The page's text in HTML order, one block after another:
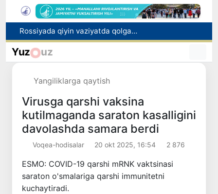
2030 yilgacha xavfli chiqindilarni qayta ishlash darajasi 20 foizga yetkaziladi
Oʻzbekiston ilk bor Xalqaro informatika olimpiadasi — IOI 2026ga mezbonlik qiladi
Yuz uz
Yangiliklarga qaytish
Virusga qarshi vaksina
kutilmaganda saraton kasalligini
davolashda samara berdi
Voqea-hodisalar 20 okt 2025, 16:54 2 876
ESMO: COVID-19 qarshi mRNK vaktsinasi
saraton o'smalariga qarshi immunitetni
kuchaytiradi.